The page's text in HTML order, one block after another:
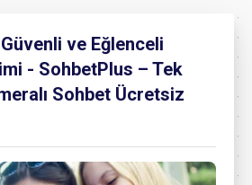
ve Eğlenceli
- SohbetPlus – Tek
Sohbet Ücretsiz